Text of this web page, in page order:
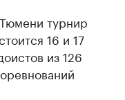
турнир
16 и 17
из 126